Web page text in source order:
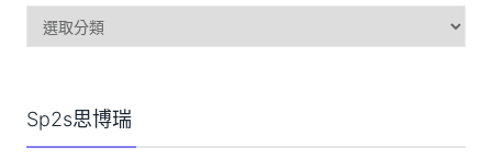
sp2s
子
Sp2s思博瑞